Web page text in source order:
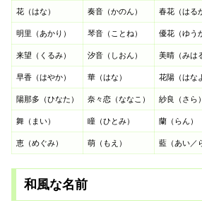
花（はな） 奏音（かのん） 春花（はる
明里（あかり） 琴音（ことね） 優花（ゆう
来望（くるみ） 汐音（しおん） 美晴（みは
早香（はやか） 華（はな） 花陽（はな
陽那多（ひなた） 奈々恋（ななこ） 紗良（さら）
舞（まい） 瞳（ひとみ） 蘭（らん）
恵（めぐみ） 萌（もえ） 藍（あい／
和風な名前